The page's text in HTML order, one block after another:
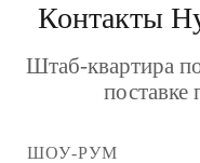
Контакты
Штаб-квартира
поставке
ШОУ-РУМ